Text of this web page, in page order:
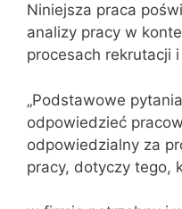
Niniejsza praca
analizy pracy w
procesach rekrutacji
„Podstawowe
odpowiedzieć
odpowiedzialny za
pracy, dotyczy tego,